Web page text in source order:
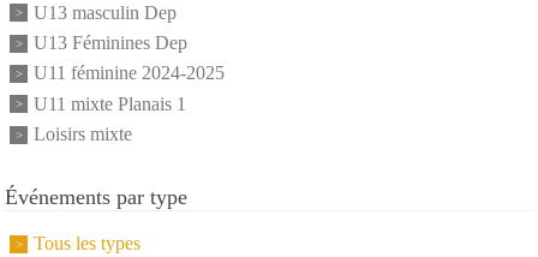
U13 masculin Dep
U13 Féminines Dep
U11 féminine 2024-2025
U11 mixte Planais 1
Loisirs mixte
Événements par type
Tous les types